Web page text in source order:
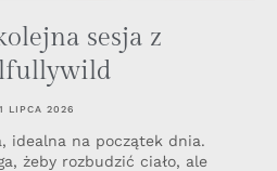
sesja z
LIPCA 2026
idealna na początek dnia.
żeby rozbudzić ciało, ale